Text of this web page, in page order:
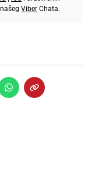
ViberChata.